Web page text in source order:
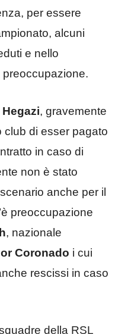
per essere
alcuni
e nello
preoccupazione.
, gravemente
club di esser pagato
in caso di
non è stato
anche per il
preoccupazione
, nazionale
Coronado i cui
rescissi in caso
della RSL